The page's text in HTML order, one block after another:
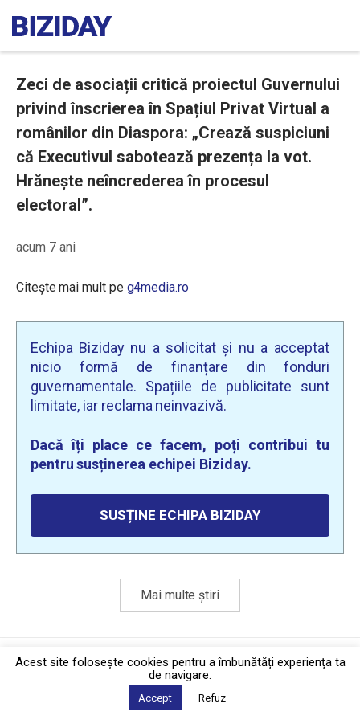
Zeci de asociații critică proiectul Guvernului
privind înscrierea în Spațiul Privat Virtual a
românilor din Diaspora: „Crează suspiciuni
că Executivul sabotează prezența la vot.
Hrănește neîncrederea în procesul
electoral”.
acum 7 ani
Citește mai mult pe g4media.ro
Echipa Biziday nu a solicitat și nu a acceptat
nicio formă de finanțare din fonduri
guvernamentale. Spațiile de publicitate sunt
limitate, iar reclama neinvazivă.
Dacă îți place ce facem, poți contribui tu
pentru susținerea echipei Biziday.
SUSȚINE ECHIPA BIZIDAY
Mai multe știri
Politica de confidențialitate·Contact
2026 © Biziday
Acest site foloseşte cookies pentru a îmbunătăți experiența ta
de navigare.
Accept Refuz